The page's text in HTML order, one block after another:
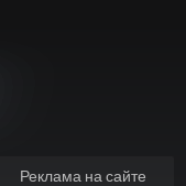
Реклама на сайте